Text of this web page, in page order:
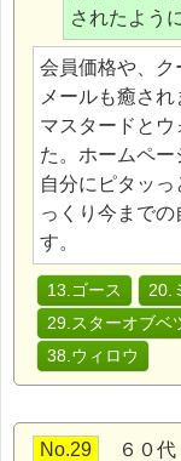
されたよう
会員価格や、ク
メールも癒さ
マスタードと
た。ホームペ
自分にピタッ
っくり今まで
す。
13.ゴース 20.
29.スターオブベ
38.ウィロウ
No.29 ６０